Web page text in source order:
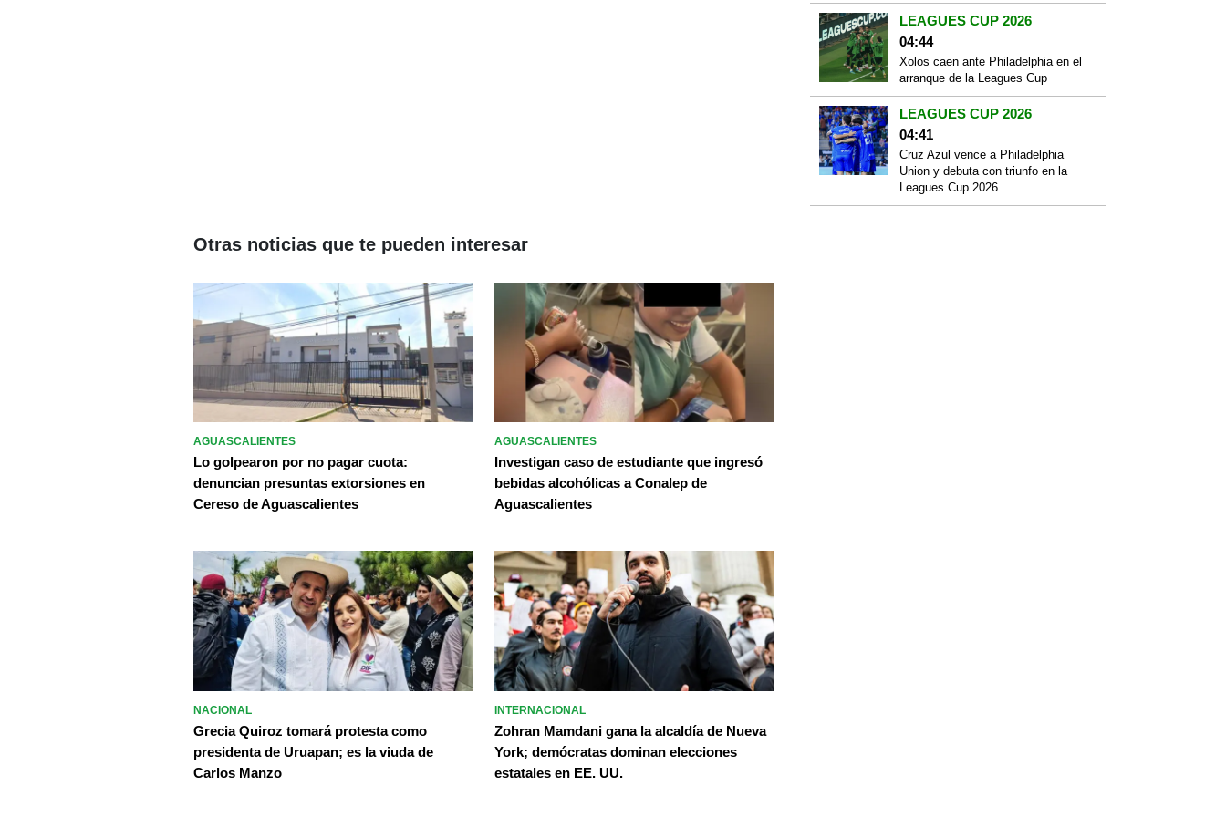
LEAGUES CUP 2026
04:44
Xolos caen ante Philadelphia en el
arranque de la Leagues Cup
LEAGUES CUP 2026
04:41
Cruz Azul vence a Philadelphia
Union y debuta con triunfo en la
Leagues Cup 2026
Otras noticias que te pueden interesar
AGUASCALIENTES
Lo golpearon por no pagar cuota:
denuncian presuntas extorsiones en
Cereso de Aguascalientes
AGUASCALIENTES
Investigan caso de estudiante que ingresó
bebidas alcohólicas a Conalep de
Aguascalientes
NACIONAL
Grecia Quiroz tomará protesta como
presidenta de Uruapan; es la viuda de
Carlos Manzo
INTERNACIONAL
Zohran Mamdani gana la alcaldía de Nueva
York; demócratas dominan elecciones
estatales en EE. UU.